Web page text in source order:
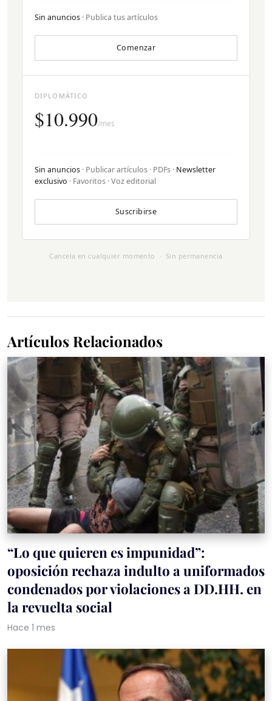
Sin anuncios · Publica tus artículos
Comenzar
DIPLOMÁTICO
$10.990/mes
Sin anuncios · Publicar artículos · PDFs · Newsletter
exclusivo · Favoritos · Voz editorial
Suscribirse
Cancela en cualquier momento · Sin permanencia
Artículos Relacionados
“Lo que quieren es impunidad”:
oposición rechaza indulto a uniformados
condenados por violaciones a DD.HH. en
la revuelta social
Hace 1 mes